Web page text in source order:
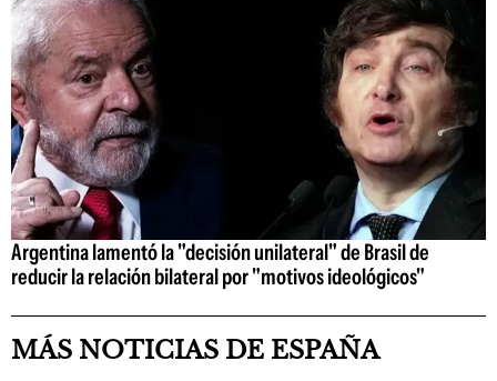
Argentina lamentó la "decisión unilateral" de Brasil de
reducir la relación bilateral por "motivos ideológicos"
MÁS NOTICIAS DE ESPAÑA